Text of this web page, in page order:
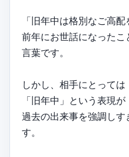
「旧年中は格別なご高配
前年にお世話になった
言葉です。
しかし、相手にとっては
「旧年中」という表現が
過去の出来事を強調しす
す。